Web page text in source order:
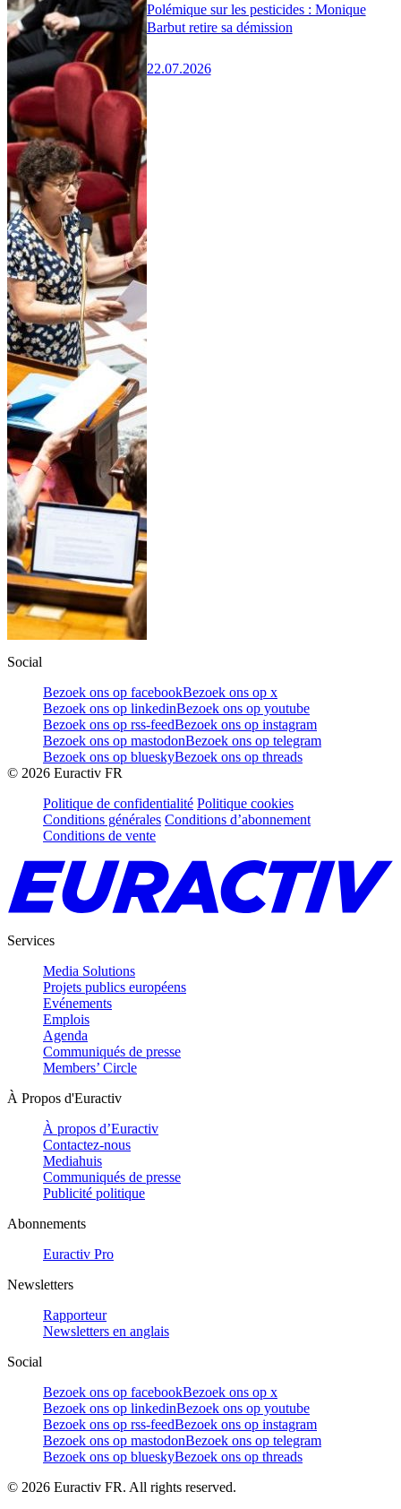
Polémique sur les pesticides : Monique
Barbut retire sa démission
22.07.2026
Social
Bezoek ons op facebookBezoek ons op x
Bezoek ons op linkedinBezoek ons op youtube
Bezoek ons op rss-feedBezoek ons op instagram
Bezoek ons op mastodonBezoek ons op telegram
Bezoek ons op blueskyBezoek ons op threads
© 2026 Euractiv FR
Politique de confidentialité Politique cookies
Conditions générales Conditions d’abonnement
Conditions de vente
Services
Media Solutions
Projets publics européens
Evénements
Emplois
Agenda
Communiqués de presse
Members’ Circle
À Propos d'Euractiv
À propos d’Euractiv
Contactez-nous
Mediahuis
Communiqués de presse
Publicité politique
Abonnements
Euractiv Pro
Newsletters
Rapporteur
Newsletters en anglais
Social
Bezoek ons op facebookBezoek ons op x
Bezoek ons op linkedinBezoek ons op youtube
Bezoek ons op rss-feedBezoek ons op instagram
Bezoek ons op mastodonBezoek ons op telegram
Bezoek ons op blueskyBezoek ons op threads
© 2026 Euractiv FR. All rights reserved.